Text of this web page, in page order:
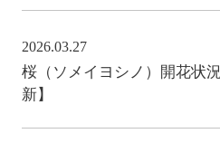
2026.03.27
桜（ソメイヨシノ）開花状
新】